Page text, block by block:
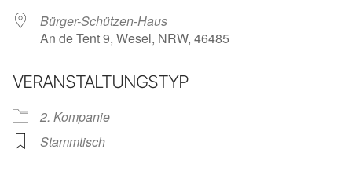
Bürger-Schützen-Haus
An de Tent 9, Wesel, NRW, 46485
VERANSTALTUNGSTYP
2. Kompanie
Stammtisch